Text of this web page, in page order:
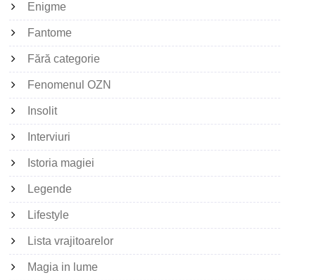
Enigme
Fantome
Fără categorie
Fenomenul OZN
Insolit
Interviuri
Istoria magiei
Legende
Lifestyle
Lista vrajitoarelor
Magia in lume